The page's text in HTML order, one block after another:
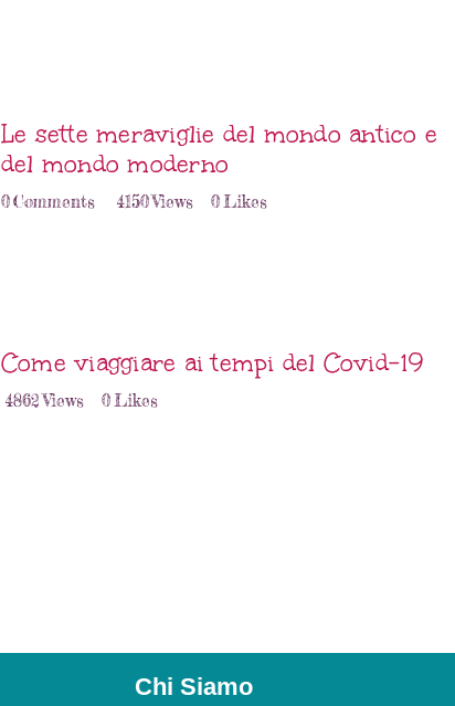
Le sette meraviglie del mondo antico e
del mondo moderno
0Comments 4150Views 0Likes
Come viaggiare ai tempi del Covid-19
4862 Views 0Likes
Chi Siamo